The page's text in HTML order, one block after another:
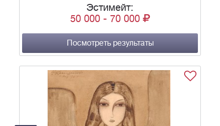
Эстимейт:
50 000 - 70 000
Посмотреть результаты